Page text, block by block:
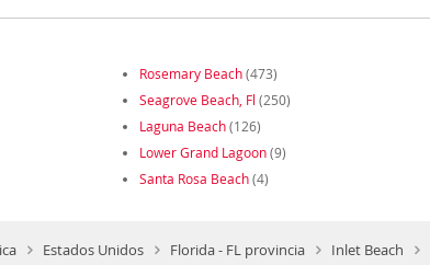
Rosemary Beach(473)
Seagrove Beach, Fl (250)
Laguna Beach(126)
Lower Grand Lagoon(9)
Santa Rosa Beach(4)
Estados Unidos Florida - FL provincia Inlet Beach